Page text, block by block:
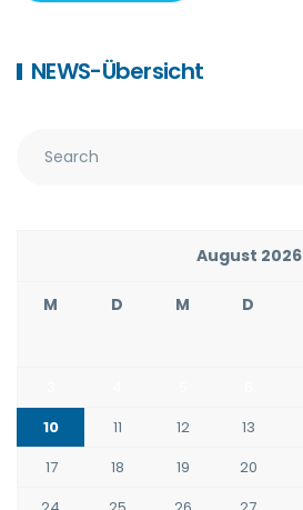
NEWS-Übersicht
August 2026
M D M D
10
11 12 13
17
18 19 20